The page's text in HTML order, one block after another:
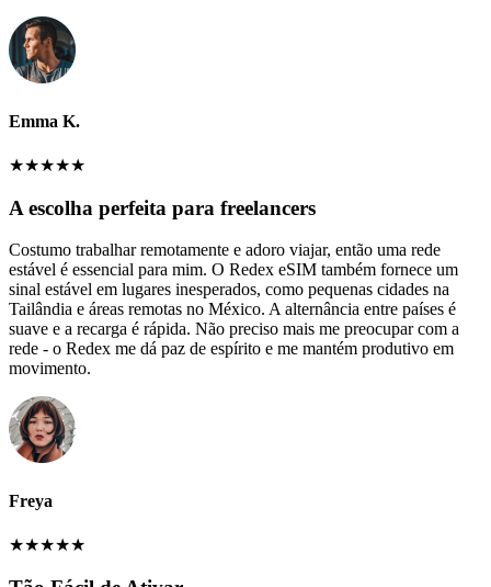
Emma K.
★★★★★
A escolha perfeita para freelancers
Costumo trabalhar remotamente e adoro viajar, então uma rede
estável é essencial para mim. O Redex eSIM também fornece um
sinal estável em lugares inesperados, como pequenas cidades na
Tailândia e áreas remotas no México. A alternância entre países é
suave e a recarga é rápida. Não preciso mais me preocupar com a
rede - o Redex me dá paz de espírito e me mantém produtivo em
movimento.
Freya
★★★★★